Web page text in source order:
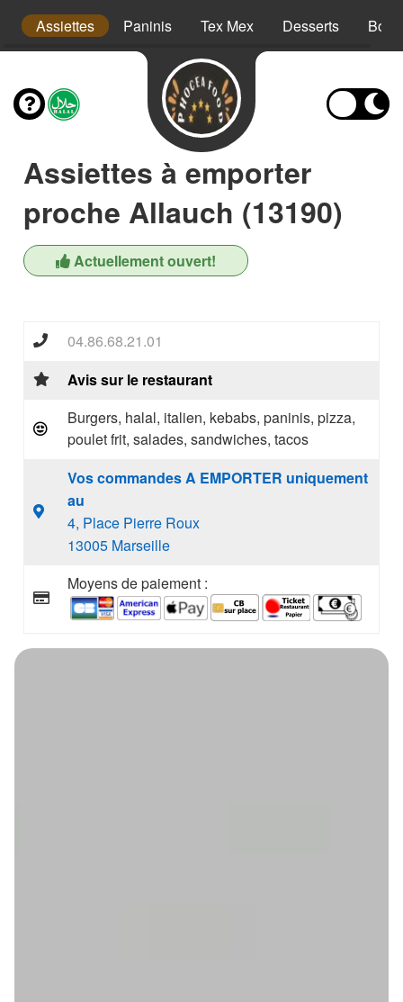
Assiettes Paninis Tex Mex Desserts
Assiettes à emporter
proche Allauch (13190)
Actuellement ouvert!
04.86.68.21.01
Avis sur le restaurant
Burgers, halal, italien, kebabs, paninis, pizza,
poulet frit, salades, sandwiches, tacos
Vos commandes A EMPORTER uniquement
au
4, Place Pierre Roux
13005 Marseille
Moyens de paiement :